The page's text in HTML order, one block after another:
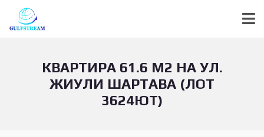
КВАРТИРА 61.6 М2 НА УЛ.
ЖИУЛИ ШАРТАВА (ЛОТ
3624ЮТ)